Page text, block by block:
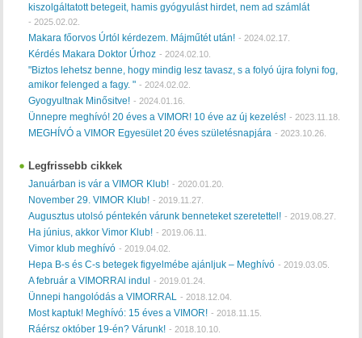
kiszolgáltatott betegeit, hamis gyógyulást hirdet, nem ad számlát
- 2025.02.02.
Makara főorvos Úrtól kérdezem. Májműtét után! - 2024.02.17.
Kérdés Makara Doktor Úrhoz - 2024.02.10.
"Biztos lehetsz benne, hogy mindig lesz tavasz, s a folyó újra folyni fog,
amikor felenged a fagy. " - 2024.02.02.
Gyogyultnak Minősitve! - 2024.01.16.
Ünnepre meghívó! 20 éves a VIMOR! 10 éve az új kezelés! - 2023.11.18.
MEGHÍVÓ a VIMOR Egyesület 20 éves születésnapjára - 2023.10.26.
Legfrissebb cikkek
Januárban is vár a VIMOR Klub! - 2020.01.20.
November 29. VIMOR Klub! - 2019.11.27.
Augusztus utolsó péntekén várunk benneteket szeretettel! - 2019.08.27.
Ha június, akkor Vimor Klub! - 2019.06.11.
Vimor klub meghívó - 2019.04.02.
Hepa B-s és C-s betegek figyelmébe ajánljuk – Meghívó - 2019.03.05.
A február a VIMORRAl indul - 2019.01.24.
Ünnepi hangolódás a VIMORRAL - 2018.12.04.
Most kaptuk! Meghívó: 15 éves a VIMOR! - 2018.11.15.
Ráérsz október 19-én? Várunk! - 2018.10.10.